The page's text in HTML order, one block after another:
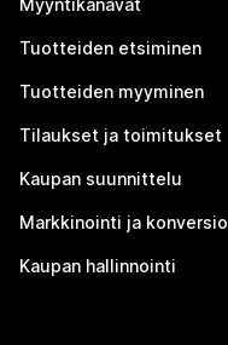
Myyntikanavat
Tuotteiden etsiminen
Tuotteiden myyminen
Tilaukset ja toimitukset
Kaupan suunnittelu
Markkinointi ja konversio
Kaupan hallinnointi